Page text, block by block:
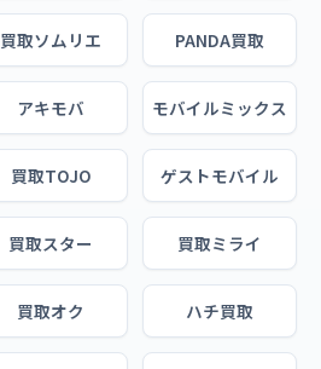
買取ソムリエ PANDA買取
アキモバ モバイルミックス
買取TOJO ゲストモバイル
買取スター 買取ミライ
買取オク ハチ買取